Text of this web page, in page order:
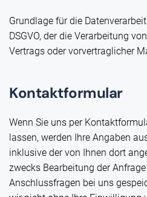
Grundlage für die
DSGVO, der die Verarbeitung
Vertrags oder vorvertraglicher
Kontaktformular
Wenn Sie uns per
lassen, werden Ihre Angaben
inklusive der von Ihnen dort
zwecks Bearbeitung der
Anschlussfragen bei uns